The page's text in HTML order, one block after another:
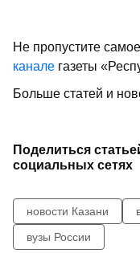
Не пропустите
канале газеты
Больше статей и
Поделиться
социальных сетях
новости Казани
вузы России